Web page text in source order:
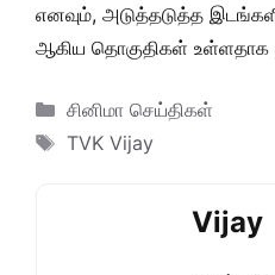
எனவும், அடுத்தடுத்த
ஆகிய தொகுதிகள் உள்ளதாக
Categories
சினிமா செய்திகள்
Tags
TVK Vijay
Vijay